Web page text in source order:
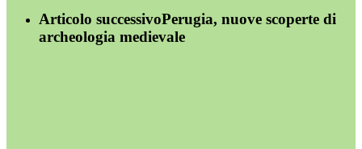
Articolo successivoPerugia, nuove scoperte di
archeologia medievale